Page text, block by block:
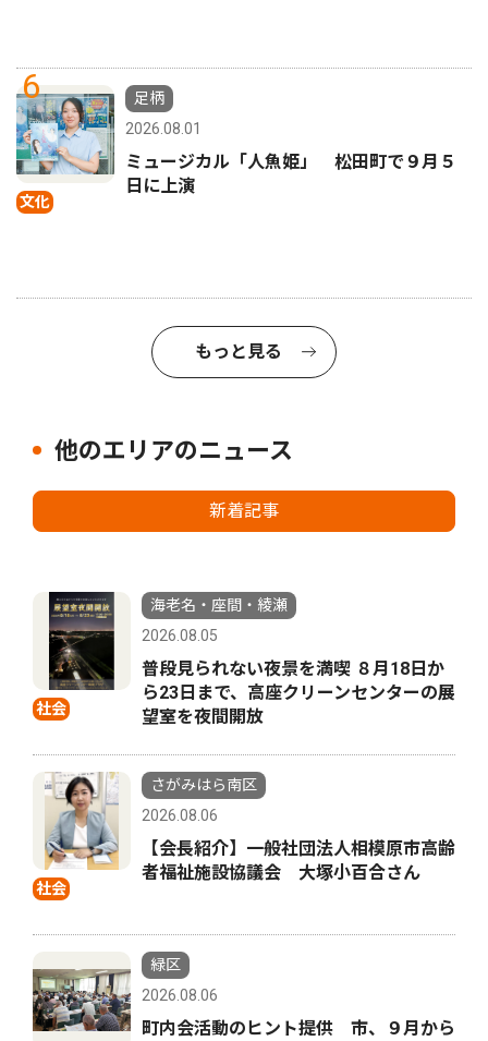
6
文化
足柄
2026.08.01
ミュージカル「人魚姫」 松田町で９月５
日に上演
もっと見る
他のエリアのニュース
新着記事
社会
海老名・座間・綾瀬
2026.08.05
普段見られない夜景を満喫 ８月18日か
ら23日まで、高座クリーンセンターの展
望室を夜間開放
社会
さがみはら南区
2026.08.06
【会長紹介】一般社団法人相模原市高齢
者福祉施設協議会 大塚小百合さん
緑区
2026.08.06
町内会活動のヒント提供 市、９月から